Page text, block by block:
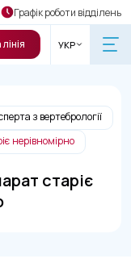
Графік роботи відділень
УКР
з вертебрології
нерівномірно
старіє